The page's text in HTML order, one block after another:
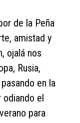
de la Peña
amistad y
ojalá nos
Rusia,
en la
el
para